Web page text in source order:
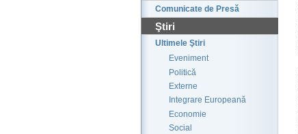
Comunicate de Presă
Ştiri
Ultimele Ştiri
Eveniment
Politică
Externe
Integrare Europeană
Economie
Social